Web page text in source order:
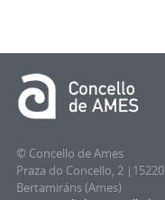
© Concello de Ames
Praza do Concello, 2 |15220
Bertamiráns (Ames)